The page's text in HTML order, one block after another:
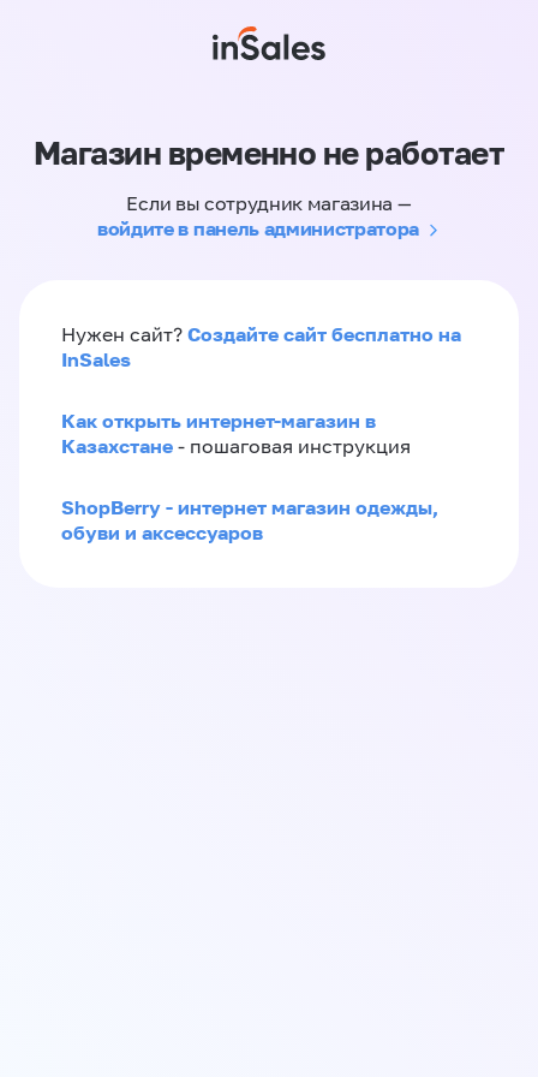
Магазин временно не работает
Если вы сотрудник магазина —
войдите в панель администратора
Нужен сайт? Создайте сайт бесплатно на
InSales
Как открыть интернет-магазин в
Казахстане - пошаговая инструкция
ShopBerry - интернет магазин одежды,
обуви и аксессуаров